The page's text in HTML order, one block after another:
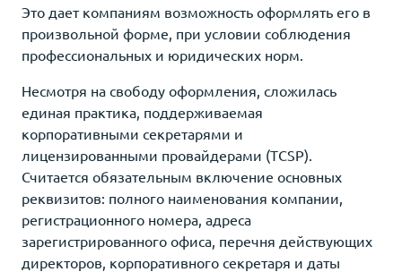
Это дает компаниям возможность оформлять его в
произвольной форме, при условии соблюдения
профессиональных и юридических норм.
Несмотря на свободу оформления, сложилась
единая практика, поддерживаемая
корпоративными секретарями и
лицензированными провайдерами (TCSP).
Считается обязательным включение основных
реквизитов: полного наименования компании,
регистрационного номера, адреса
зарегистрированного офиса, перечня действующих
директоров, корпоративного секретаря и даты